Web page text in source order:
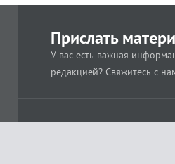
Прислать
У вас есть важная
редакцией? Свяжитесь с